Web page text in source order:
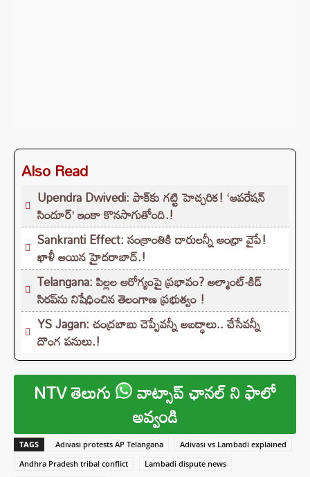
Also Read
Upendra Dwivedi: పాక్‌కు గట్టి హెచ్చరిక! ‘ఆపరేషన్
సిందూర్’ ఇంకా కొనసాగుతోంది.!
Sankranti Effect: సంక్రాంతికి దారులన్నీ ఆంధ్రా వైపే!
ఖాళీ అయిన హైదరాబాద్.!
Telangana: పిల్లల ఆరోగ్యంపై ప్రభావం? అల్మాంట్-కిడ్
సిరప్‌ను నిషేధించిన తెలంగాణ ప్రభుత్వం !
YS Jagan: చంద్రబాబు చెప్పేవన్నీ అబద్ధాలు.. చేసేవన్నీ
దొంగ పనులు.!
NTV తెలుగు వాట్సాప్ ఛానల్ ని ఫాలో
అవ్వండి
TAGS Adivasi protests AP Telangana
Adivasi vs Lambadi explained
Andhra Pradesh tribal conflict
Lambadi dispute news